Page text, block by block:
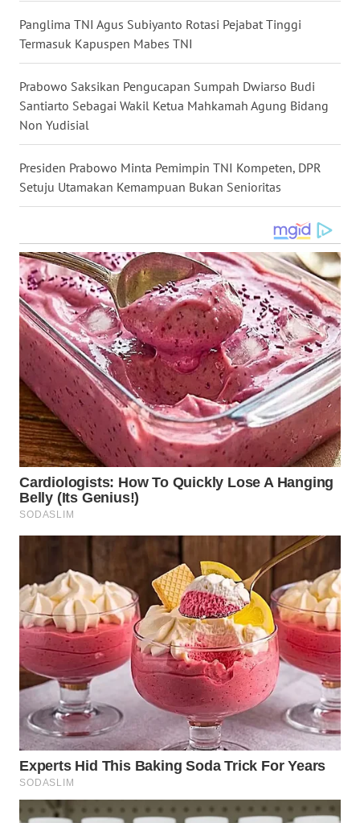
Panglima TNI Agus Subiyanto Rotasi Pejabat Tinggi
Termasuk Kapuspen Mabes TNI
Prabowo Saksikan Pengucapan Sumpah Dwiarso Budi
Santiarto Sebagai Wakil Ketua Mahkamah Agung Bidang
Non Yudisial
Presiden Prabowo Minta Pemimpin TNI Kompeten, DPR
Setuju Utamakan Kemampuan Bukan Senioritas
WN
NUSANTARA
WN
WN
WN
KALBAR
WN
KALTENG
WN
KALTARA
WN
KALSEL
WN
KALTIM
SULSEL
WN
GORONTALO
WN
SULUT
WN
MALUKU
MALUT